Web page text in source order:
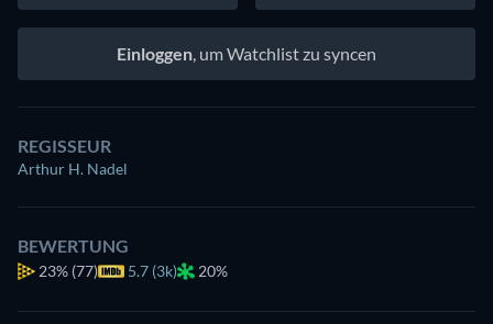
Einloggen , um Watchlist zu syncen
REGISSEUR
Arthur H. Nadel
BEWERTUNG
23% (77) 5.7 (3k) 20%